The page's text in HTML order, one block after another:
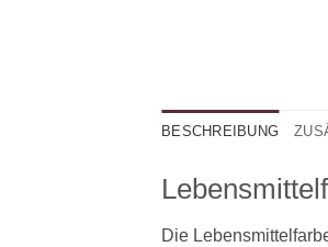
BESCHREIBUNG
Die